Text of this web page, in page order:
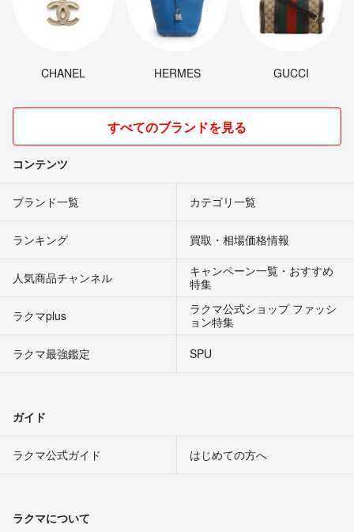
CHANEL HERMES GUCCI
すべてのブランドを見る
コンテンツ
ブランド一覧 カテゴリ一覧
ランキング 買取・相場価格情報
人気商品チャンネル
キャンペーン一覧・おすすめ
特集
ラクマplus
ラクマ公式ショップ ファッシ
ョン特集
ラクマ最強鑑定
SPU
ガイド
ラクマ公式ガイド はじめての方へ
ラクマについて